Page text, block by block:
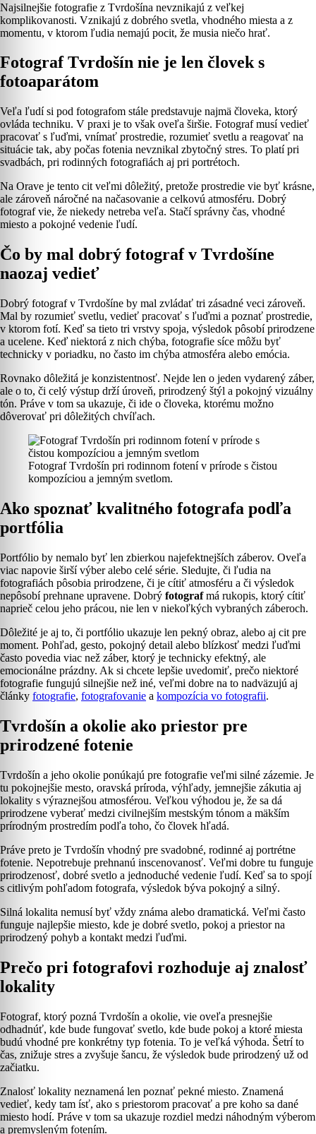
Najsilnejšie fotografie z Tvrdošína nevznikajú z veľkej
komplikovanosti. Vznikajú z dobrého svetla, vhodného miesta a z
momentu, v ktorom ľudia nemajú pocit, že musia niečo hrať.
Fotograf Tvrdošín nie je len človek s
fotoaparátom
Veľa ľudí si pod fotografom stále predstavuje najmä človeka, ktorý
ovláda techniku. V praxi je to však oveľa širšie. Fotograf musí vedieť
pracovať s ľuďmi, vnímať prostredie, rozumieť svetlu a reagovať na
situácie tak, aby počas fotenia nevznikal zbytočný stres. To platí pri
svadbách, pri rodinných fotografiách aj pri portrétoch.
Na Orave je tento cit veľmi dôležitý, pretože prostredie vie byť krásne,
ale zároveň náročné na načasovanie a celkovú atmosféru. Dobrý
fotograf vie, že niekedy netreba veľa. Stačí správny čas, vhodné
miesto a pokojné vedenie ľudí.
Čo by mal dobrý fotograf v Tvrdošíne
naozaj vedieť
Dobrý fotograf v Tvrdošíne by mal zvládať tri zásadné veci zároveň.
Mal by rozumieť svetlu, vedieť pracovať s ľuďmi a poznať prostredie,
v ktorom fotí. Keď sa tieto tri vrstvy spoja, výsledok pôsobí prirodzene
a ucelene. Keď niektorá z nich chýba, fotografie síce môžu byť
technicky v poriadku, no často im chýba atmosféra alebo emócia.
Rovnako dôležitá je konzistentnosť. Nejde len o jeden vydarený záber,
ale o to, či celý výstup drží úroveň, prirodzený štýl a pokojný vizuálny
tón. Práve v tom sa ukazuje, či ide o človeka, ktorému možno
dôverovať pri dôležitých chvíľach.
Fotograf Tvrdošín pri rodinnom fotení v prírode s čistou
kompozíciou a jemným svetlom.
Ako spoznať kvalitného fotografa podľa
portfólia
Portfólio by nemalo byť len zbierkou najefektnejších záberov. Oveľa
viac napovie širší výber alebo celé série. Sledujte, či ľudia na
fotografiách pôsobia prirodzene, či je cítiť atmosféru a či výsledok
nepôsobí prehnane upravene. Dobrý fotografmá rukopis, ktorý cítiť
naprieč celou jeho prácou, nie len v niekoľkých vybraných záberoch.
Dôležité je aj to, či portfólio ukazuje len pekný obraz, alebo aj cit pre
moment. Pohľad, gesto, pokojný detail alebo blízkosť medzi ľuďmi
často povedia viac než záber, ktorý je technicky efektný, ale
emocionálne prázdny. Ak si chcete lepšie uvedomiť, prečo niektoré
fotografie fungujú silnejšie než iné, veľmi dobre na to nadväzujú aj
články fotografie, fotografovanie a kompozícia vo fotografii.
Tvrdošín a okolie ako priestor pre
prirodzené fotenie
Tvrdošín a jeho okolie ponúkajú pre fotografie veľmi silné zázemie. Je
tu pokojnejšie mesto, oravská príroda, výhľady, jemnejšie zákutia aj
lokality s výraznejšou atmosférou. Veľkou výhodou je, že sa dá
prirodzene vyberať medzi civilnejším mestským tónom a mäkším
prírodným prostredím podľa toho, čo človek hľadá.
Práve preto je Tvrdošín vhodný pre svadobné, rodinné aj portrétne
fotenie. Nepotrebuje prehnanú inscenovanosť. Veľmi dobre tu funguje
prirodzenosť, dobré svetlo a jednoduché vedenie ľudí. Keď sa to spojí
s citlivým pohľadom fotografa, výsledok býva pokojný a silný.
Silná lokalita nemusí byť vždy známa alebo dramatická. Veľmi často
funguje najlepšie miesto, kde je dobré svetlo, pokoj a priestor na
prirodzený pohyb a kontakt medzi ľuďmi.
Prečo pri fotografovi rozhoduje aj znalosť
lokality
Fotograf, ktorý pozná Tvrdošín a okolie, vie oveľa presnejšie
odhadnúť, kde bude fungovať svetlo, kde bude pokoj a ktoré miesta
budú vhodné pre konkrétny typ fotenia. To je veľká výhoda. Šetrí to
čas, znižuje stres a zvyšuje šancu, že výsledok bude prirodzený už od
začiatku.
Znalosť lokality neznamená len poznať pekné miesto. Znamená
vedieť, kedy tam ísť, ako s priestorom pracovať a pre koho sa dané
miesto hodí. Práve v tom sa ukazuje rozdiel medzi náhodným výberom
a premysleným fotením.